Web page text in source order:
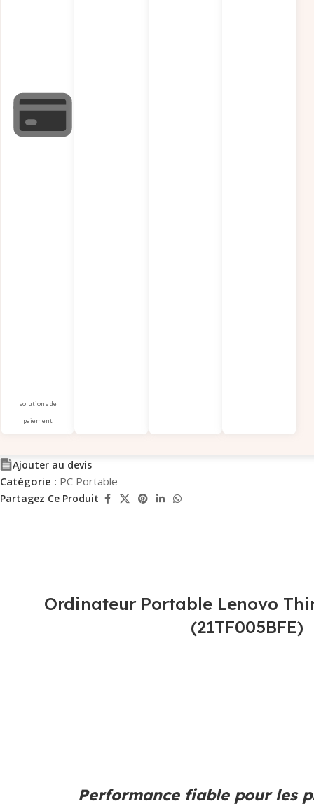
solutions de
paiement
Ajouter au devis
Catégorie : PC Portable
Partagez Ce Produit
Ordinateur Portable Lenovo
(21TF005BFE)
Performance fiable pour les